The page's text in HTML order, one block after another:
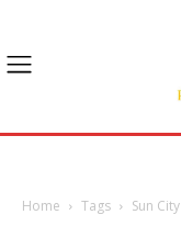
Home Tags Sun City